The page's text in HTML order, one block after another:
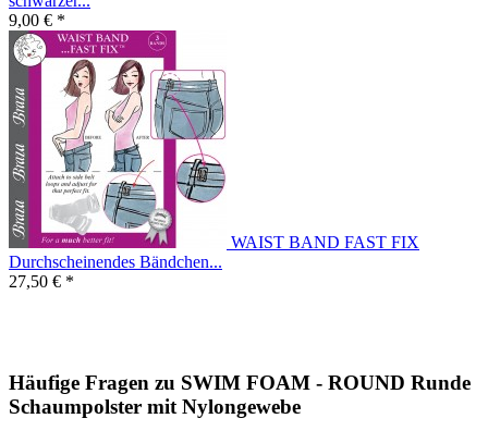
9,00 € *
WAIST BAND FAST FIX
Durchscheinendes Bändchen...
27,50 € *
Häufige Fragen zu SWIM FOAM - ROUND Runde
Schaumpolster mit Nylongewebe